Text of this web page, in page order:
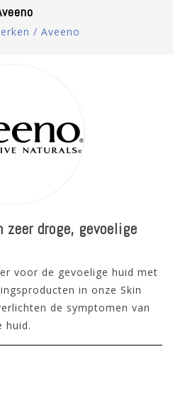
/ Aveeno
zeer droge, gevoelige
voor de gevoelige huid met
in onze Skin
de symptomen van
huid.